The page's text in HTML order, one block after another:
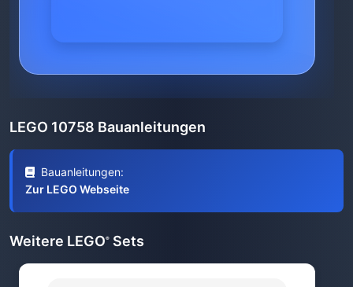
LEGO 10758 Bauanleitungen
Bauanleitungen:
Zur LEGO Webseite
Weitere LEGO® Sets